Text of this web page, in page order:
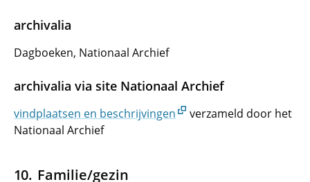
archivalia
Dagboeken, Nationaal Archief
archivalia via site Nationaal Archief
vindplaatsen en beschrijvingen
verzameld door het
Nationaal Archief
Familie/gezin